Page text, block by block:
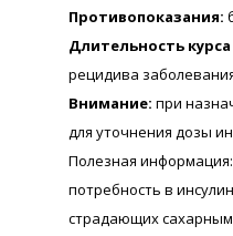
Противопоказания:
Длительность
рецидива
Внимание: при
для уточнения дозы
Полезная
потребность в
страдающих